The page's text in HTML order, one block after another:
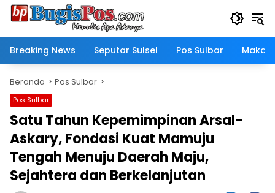
Langsung
Breaking News
Seputar Sulsel Pos Sulbar
Beranda Pos Sulbar
Pos Sulbar
Satu Tahun Kepemimpinan Arsal-
Askary, Fondasi Kuat Mamuju
Tengah Menuju Daerah Maju,
Sejahtera dan Berkelanjutan